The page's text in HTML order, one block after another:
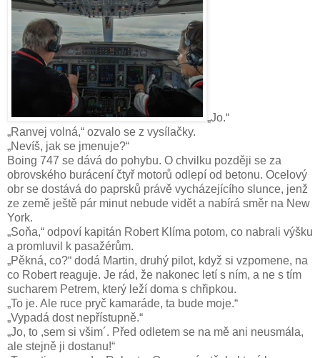
„Jo.“
„Ranvej volná,“ ozvalo se z vysílačky.
„Nevíš, jak se jmenuje?“
Boing 747 se dává do pohybu. O chvilku později se za
obrovského burácení čtyř motorů odlepí od betonu. Ocelový
obr se dostává do paprsků právě vycházejícího slunce, jenž
ze země ještě pár minut nebude vidět a nabírá směr na New
York.
„Soňa,“ odpoví kapitán Robert Klíma potom, co nabrali výšku
a promluvil k pasažérům.
„Pěkná, co?“ dodá Martin, druhý pilot, když si vzpomene, na
co Robert reaguje. Je rád, že nakonec letí s ním, a ne s tím
sucharem Petrem, který leží doma s chřipkou.
„To je. Ale ruce pryč kamaráde, ta bude moje.“
„Vypadá dost nepřístupně.“
„Jo, to ,sem si všim´. Před odletem se na mě ani neusmála,
ale stejně ji dostanu!“